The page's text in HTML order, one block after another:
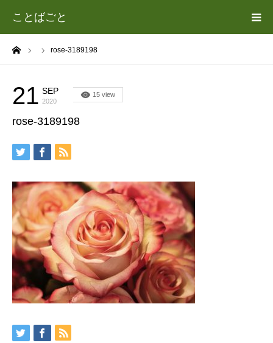
ことばごと
rose-3189198
21 SEP
2020
15 view
rose-3189198
ホーム
カテゴリー
遊場志善（あそば よしゆき）について